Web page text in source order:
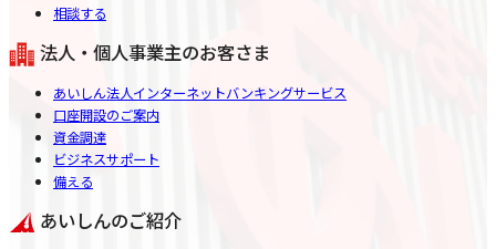
相談する
法人・個人事業主のお客さま
あいしん法人インターネットバンキングサービス
口座開設のご案内
資金調達
ビジネスサポート
備える
あいしんのご紹介